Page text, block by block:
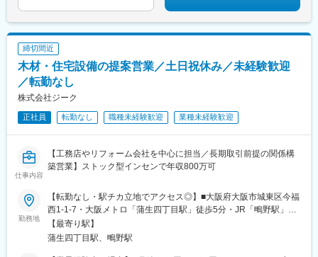
締切間近
木材・住宅設備の提案営業／土日祝休み／未経験歓迎
／転勤なし
株式会社ジーク
正社員 転勤なし 職種未経験歓迎 業種未経験歓迎
仕事内容
【工務店やリフォーム会社を中心に担当／長期取引前提の関係構
築営業】ストック型インセンで年収800万可
勤務地
【転勤なし・駅チカ立地でアクセス◎】■大阪府大阪市城東区今福
西1-1-7・大阪メトロ「蒲生四丁目駅」徒歩5分・JR「鴫野駅」徒
歩9分※受動喫煙防止対策：屋内禁煙入社後はグループ会社「神田
木材株式会社」へ在籍出向となります。■出向先：神田木材株式会
【最寄り駅】
蒲生四丁目駅、鴫野駅